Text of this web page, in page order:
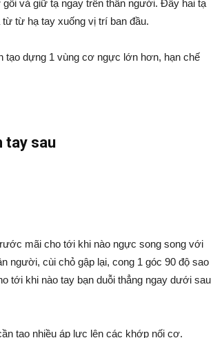
và giữ tạ ngay trên thân người. Đẩy hai tạ
từ hạ tay xuống vị trí ban đầu.
tạo dựng 1 vùng cơ ngực lớn hơn, hạn chế
tay sau
mãi cho tới khi nào ngực song song với
người, cùi chỏ gập lại, cong 1 góc 90 độ sao
tới khi nào tay bạn duỗi thẳng ngay dưới sau
tạo nhiều áp lực lên các khớp nối cơ.